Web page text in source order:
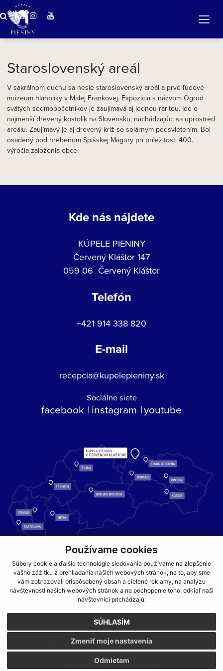
Používame cookies
Súbory cookie a ďalšie technológie sledovania používame na zlepšenie
vášho zážitku z prehliadania našich webových stránok, na to, aby sme
vám zobrazovali prispôsobený obsah a cielené reklamy, na analýzu
návštevnosti našich webových stránok a na pochopenie toho, odkiaľ naši
návštevníci prichádzajú.
SÚHLASÍM
Odmietam
Zmeniť moje nastavenia
Zázračná voda v Pieninách
Staroslovenský areál
V sakrálnom duchu sa nesie staroslovenský areál a prvé ľudové
múzeum hlaholiky v Malej Frankovej. Expozícia s názvom Ogrod
svätých sedmopočetníkov je zaujímavá aj jednou raritou. Ide o
najmenší drevený kostolík na Slovensku, nachádzajúci sa uprostred
areálu. Zaujímavý je aj drevený kríž so solárnym podsvietením. Bol
osadený pod hrebeňom Spišskej Magury pri príležitosti 400.
výročia založenia obce.
Kde nás nájdete
KÚPELE PIENINY
Červený Kláštor 147
059 06 Červený Kláštor
Telefón
+421 914 338 820
E-mail
recepcia@kupelepieniny.sk
Sociálne siete
facebook instagram youtube
Kúpele Pieniny – miesto, kde sa príroda stretáva s liečivou silou
vody a oddychom pre telo aj dušu.
GDPR COOKIES PARTNERI
JEDÁLNY LÍSTOK
CENNÍKY
NA ZAČIATOK STRÁNKY
WEBDESIGN WEBEX.DIGITAL
REZERVOVAŤ UBYTOVANIE